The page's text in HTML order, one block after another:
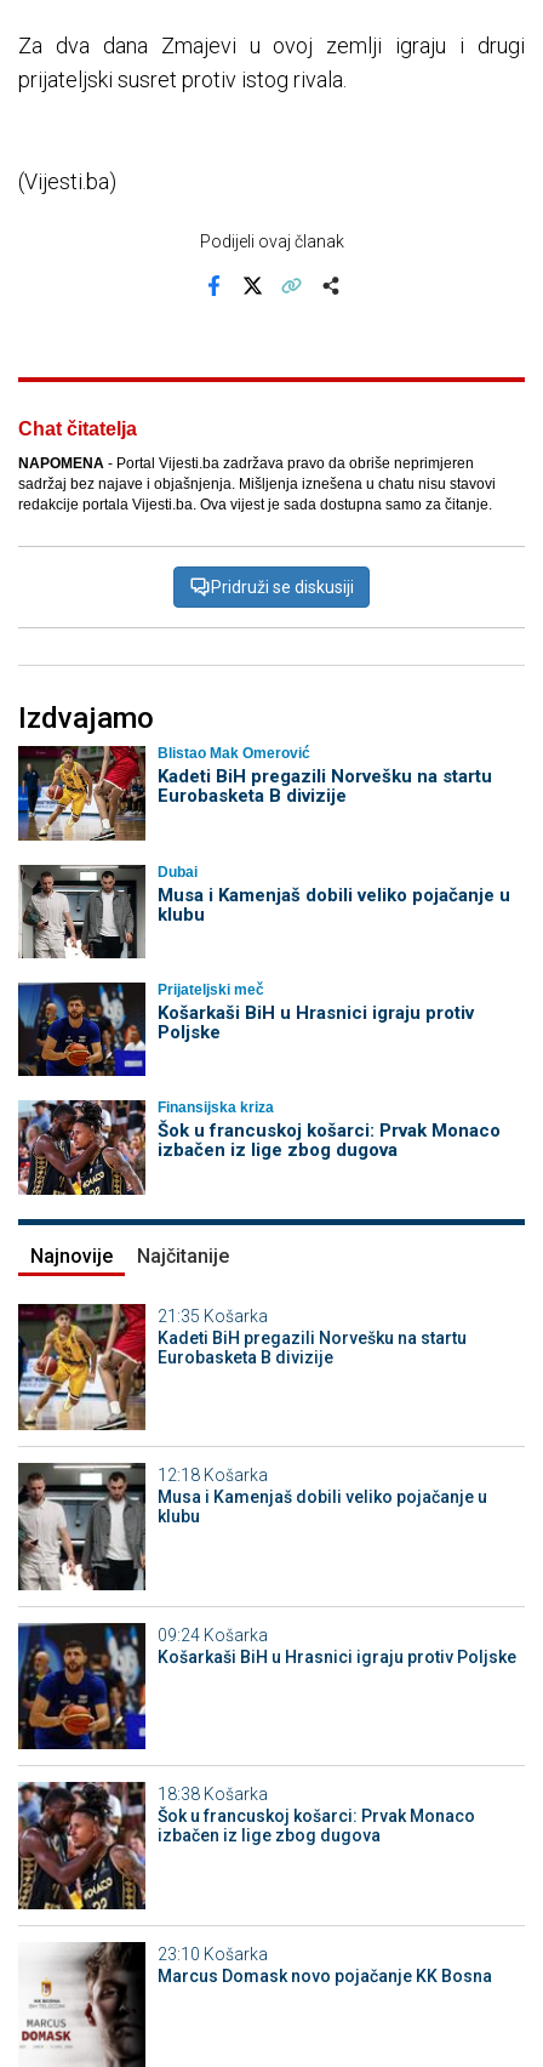
Za dva dana Zmajevi u ovoj zemlji igraju i drugi
prijateljski susret protiv istog rivala.
(Vijesti.ba)
Podijeli ovaj članak
Chat čitatelja
NAPOMENA - Portal Vijesti.ba zadržava pravo da obriše neprimjeren
sadržaj bez najave i objašnjenja. Mišljenja iznešena u chatu nisu stavovi
redakcije portala Vijesti.ba. Ova vijest je sada dostupna samo za čitanje.
Pridruži se diskusiji
Izdvajamo
Blistao Mak Omerović
Kadeti BiH pregazili Norvešku na startu
Eurobasketa B divizije
Dubai
Musa i Kamenjaš dobili veliko pojačanje u
klubu
Prijateljski meč
Košarkaši BiH u Hrasnici igraju protiv
Poljske
Finansijska kriza
Šok u francuskoj košarci: Prvak Monaco
izbačen iz lige zbog dugova
Najnovije Najčitanije
21:35 Košarka
Kadeti BiH pregazili Norvešku na startu
Eurobasketa B divizije
12:18 Košarka
Musa i Kamenjaš dobili veliko pojačanje u
klubu
09:24 Košarka
Košarkaši BiH u Hrasnici igraju protiv Poljske
18:38 Košarka
Šok u francuskoj košarci: Prvak Monaco
izbačen iz lige zbog dugova
23:10 Košarka
Marcus Domask novo pojačanje KK Bosna